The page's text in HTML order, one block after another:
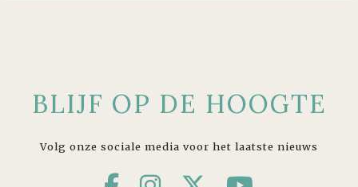
BLIJF OP DE HOOGTE
Volg onze sociale media voor het laatste nieuws